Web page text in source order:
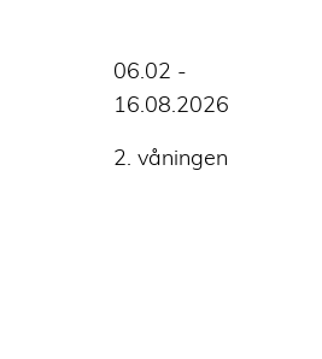
06.02 -
16.08.2026
2. våningen